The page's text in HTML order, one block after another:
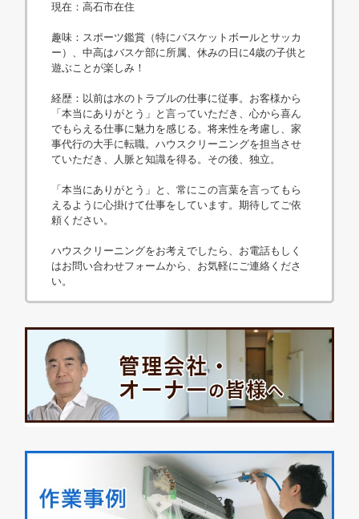
現在：高石市在住
趣味：スポーツ鑑賞（特にバスケットボールとサッカ
ー）、中高はバスケ部に所属、休みの日に4歳の子供と
遊ぶことが楽しみ！
経歴：以前は水のトラブルの仕事に従事。お客様から
「本当にありがとう」と言っていただき、心から喜ん
でもらえる仕事に魅力を感じる。将来性を考慮し、家
事代行の大手に転職。ハウスクリーニングを担当させ
ていただき、人脈と知識を得る。その後、独立。
「本当にありがとう」と、常にこの言葉を言ってもら
えるように心掛けて仕事をしています。期待してご依
頼ください。
ハウスクリーニングをお考えでしたら、お電話もしく
はお問い合わせフォームから、お気軽にご連絡くださ
い。